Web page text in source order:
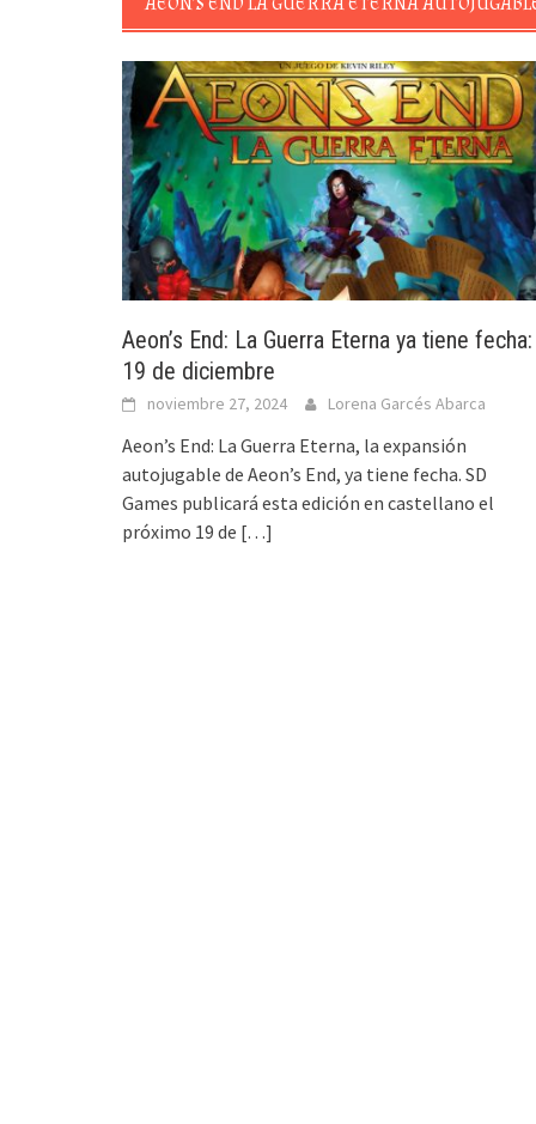
Aeon’s End: La Guerra Eterna ya tiene fecha:
19 de diciembre
noviembre 27, 2024 Lorena Garcés Abarca
Aeon’s End: La Guerra Eterna, la expansión
autojugable de Aeon’s End, ya tiene fecha. SD
Games publicará esta edición en castellano el
próximo 19 de […]